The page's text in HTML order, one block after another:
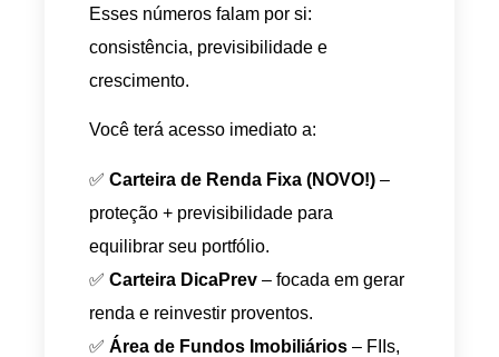
Esses números falam por si:
consistência, previsibilidade e
crescimento.
Você terá acesso imediato a:
✅ Carteira de Renda Fixa (NOVO!) –
proteção + previsibilidade para
equilibrar seu portfólio.
✅ Carteira DicaPrev – focada em gerar
renda e reinvestir proventos.
✅ Área de Fundos Imobiliários – FIIs,